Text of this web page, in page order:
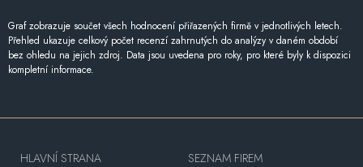
Graf zobrazuje součet všech hodnocení přiřazených firmě v jednotlivých letech.
Přehled ukazuje celkový počet recenzí zahrnutých do analýzy v daném období
bez ohledu na jejich zdroj. Data jsou uvedena pro roky, pro které byly k dispozici
kompletní informace.
HLAVNÍ STRANA
SEZNAM FIREM